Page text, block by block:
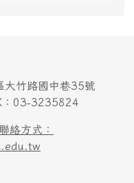
竹路國中巷35號
：03-3235824
絡方式：